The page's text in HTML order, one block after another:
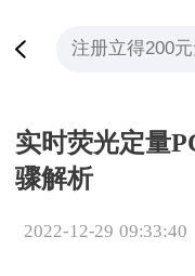
实时荧光定量
骤解析
2022-12-29 09:33:40